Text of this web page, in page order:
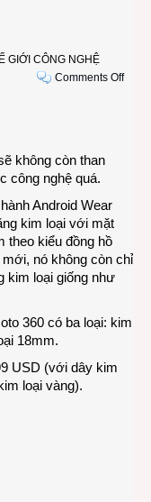
GIỚI CÔNG NGHỆ
Comments Offon
không còn than
công nghệ quá.
Android Wear
kim loại với mặt
theo kiểu đồng hồ
nó không còn chỉ
kim loại giống như
360 có ba loại: kim
18mm.
USD (với dây kim
loại vàng).